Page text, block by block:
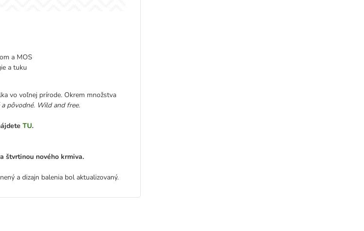
a MOS
a tuku
vo voľnej prírode. Okrem množstva
a pôvodné. Wild and free.
TU.
štvrtinou nového krmiva.
a dizajn balenia bol aktualizovaný.